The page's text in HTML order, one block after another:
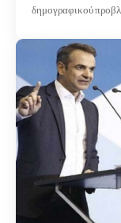
δημογραφικού